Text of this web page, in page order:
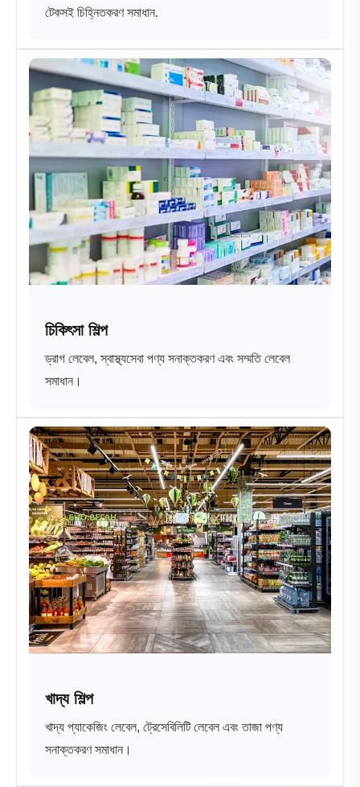
টেকসই চিহ্নিতকরণ সমাধান.
চিকিৎসা শিল্প
ড্রাগ লেবেল, স্বাস্থ্যসেবা পণ্য সনাক্তকরণ এবং সম্মতি লেবেল
সমাধান।
খাদ্য শিল্প
খাদ্য প্যাকেজিং লেবেল, ট্রেসেবিলিটি লেবেল এবং তাজা পণ্য
সনাক্তকরণ সমাধান।